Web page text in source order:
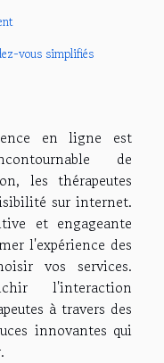
vous simplifiés
en ligne est
de
les thérapeutes
sur internet.
et engageante
l'expérience des
vos services.
l'interaction
à travers des
innovantes qui